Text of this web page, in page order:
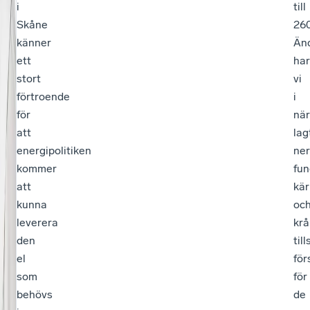
i
Skåne
känner
ett
stort
förtroende
för
att
energipolitiken
kommer
att
kunna
leverera
den
el
som
behövs
till
har
vi
i
ner
för
de